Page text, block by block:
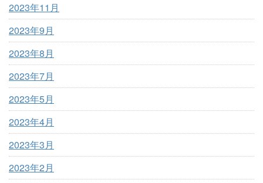
2023年11月
2023年9月
2023年8月
2023年7月
2023年5月
2023年4月
2023年3月
2023年2月